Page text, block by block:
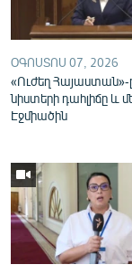
ՕԳՈՍՏՈՍ 07, 2026
«Ուժեղ Հայաստան»-
նիստերի դահլիճը և
Էջմիածին